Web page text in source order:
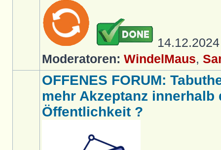
Moderatoren: WindelMaus,
OFFENES FORUM:
mehr Akzeptanz
Öffentlichkeit ?